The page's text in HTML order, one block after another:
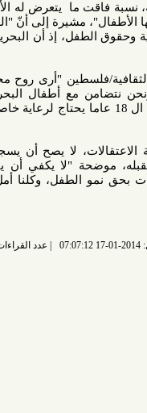
ما يتعرض له الأطفال في
مشيرة إلى أنّ "العنف الذي
إذ أن البحرين هي من
"أرى روح محمد الدرة
مع أطفال البحرين ونذكّر
على اتفاقية حقوق الطفل، والطفل الذي لا يتعدى عمره ال 18 عاما يحتاج لرعاية خاصة لاحترام
لا يصح أن يسجن الطفل
"لا يكفي أن يقال هناك
وكلنا أمل بالإفراج
عدد القراءات: 7016 قراءة |